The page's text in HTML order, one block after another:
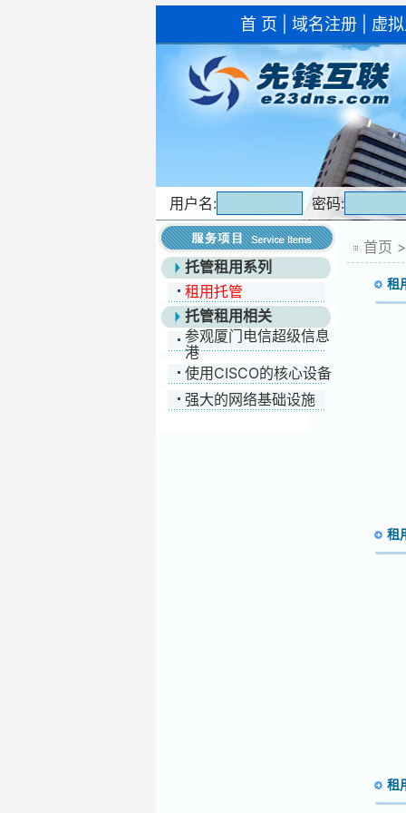
首 页 域名注册| 虚
用户名: 密码:
托管租用系列
租用托管
托管租用相关
参观厦门电信超级信息
港
使用CISCO的核心设备
强大的网络基础设施
首页
租
租
租